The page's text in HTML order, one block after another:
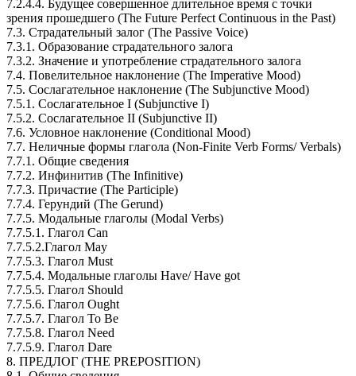
7.2.4.4. Будущее совершенное длительное время с точки
зрения прошедшего (The Future Perfect Continuous in the Past)
7.3. Страдательный залог (Тhe Passive Voice)
7.3.1. Образование страдательного залога
7.3.2. Значение и употребление страдательного залога
7.4. Повелительное наклонение (Тhе Imperative Mood)
7.5. Сослагательное наклонение (Тhе Subjunctive Mood)
7.5.1. Сослагательное I (Subjunctive I)
7.5.2. Сослагательное II (Subjunctive II)
7.6. Условное наклонение (Conditional Mood)
7.7. Неличные формы глагола (Non-Finite Verb Forms/ Verbals)
7.7.1. Общие сведения
7.7.2. Инфинитив (The Infinitive)
7.7.3. Причастие (The Participle)
7.7.4. Герундий (The Gerund)
7.7.5. Модальные глаголы (Modal Verbs)
7.7.5.1. Глагол Can
7.7.5.2.Глагол Мaу
7.7.5.3. Глагол Must
7.7.5.4. Модальные глаголы Have/ Have got
7.7.5.5. Глагол Should
7.7.5.6. Глагол Ought
7.7.5.7. Глагол To Be
7.7.5.8. Глагол Need
7.7.5.9. Глагол Dare
8. ПРЕДЛОГ (ТНЕ РRЕРОSITION)